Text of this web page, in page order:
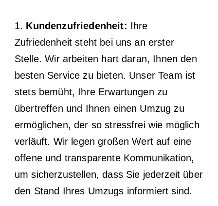
1. Kundenzufriedenheit: Ihre
Zufriedenheit steht bei uns an erster
Stelle. Wir arbeiten hart daran, Ihnen den
besten Service zu bieten. Unser Team ist
stets bemüht, Ihre Erwartungen zu
übertreffen und Ihnen einen Umzug zu
ermöglichen, der so stressfrei wie möglich
verläuft. Wir legen großen Wert auf eine
offene und transparente Kommunikation,
um sicherzustellen, dass Sie jederzeit über
den Stand Ihres Umzugs informiert sind.